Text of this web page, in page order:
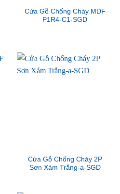
Cửa Gỗ Chống Cháy MDF
P1R4-C1-SGD
Cửa Gỗ Chống Cháy 2P
Sơn Xám Trắng-a-SGD